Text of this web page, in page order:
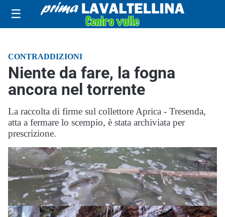
☰
CONTRADDIZIONI
Niente da fare, la fogna
ancora nel torrente
La raccolta di firme sul collettore Aprica - Tresenda,
atta a fermare lo scempio, è stata archiviata per
prescrizione.